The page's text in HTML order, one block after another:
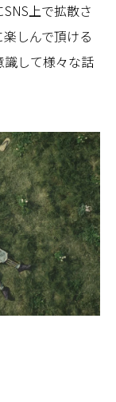
上で拡散さ
しんで頂ける
して様々な話